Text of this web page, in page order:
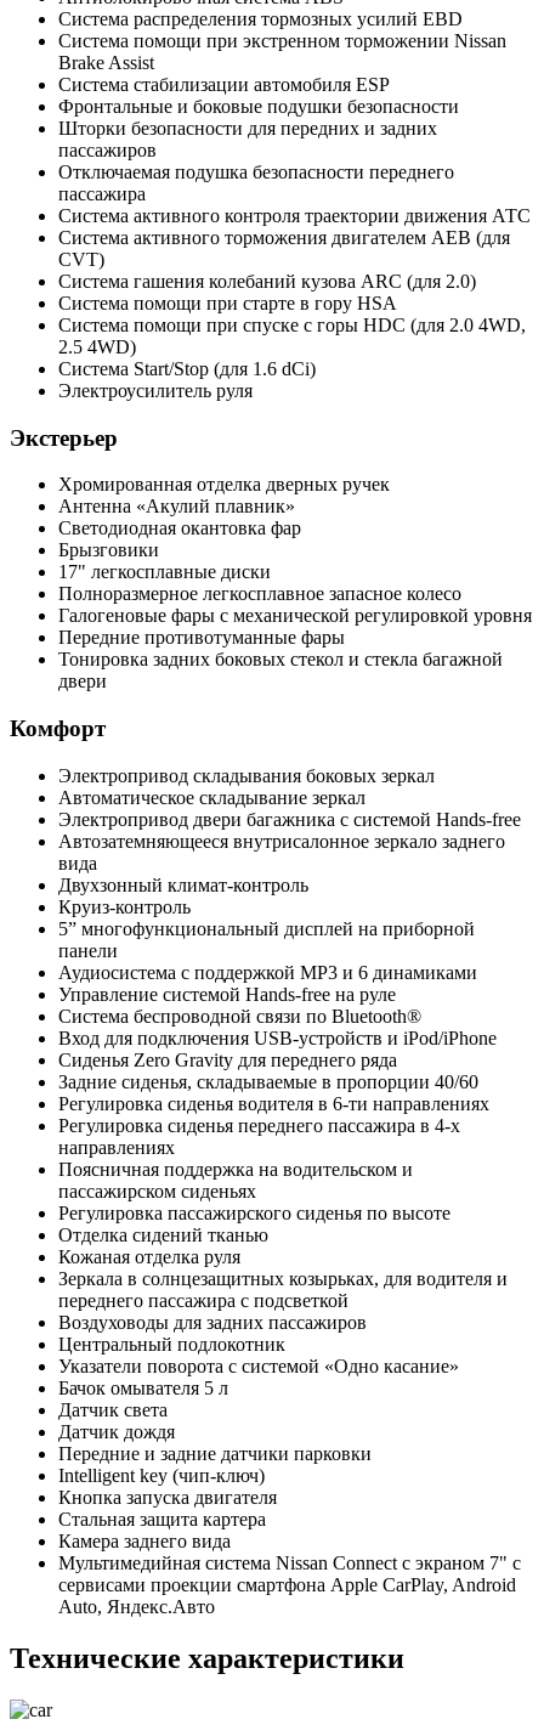
Система распределения тормозных усилий EBD
Система помощи при экстренном торможении Nissan
Brake Assist
Система стабилизации автомобиля ESP
Фронтальные и боковые подушки безопасности
Шторки безопасности для передних и задних
пассажиров
Отключаемая подушка безопасности переднего
пассажира
Система активного контроля траектории движения АТС
Система активного торможения двигателем АЕВ (для
CVT)
Система гашения колебаний кузова ARC (для 2.0)
Система помощи при старте в гору HSA
Система помощи при спуске с горы HDC (для 2.0 4WD,
2.5 4WD)
Система Start/Stop (для 1.6 dCi)
Электроусилитель руля
Экстерьер
Хромированная отделка дверных ручек
Антенна «Акулий плавник»
Светодиодная окантовка фар
Брызговики
17" легкосплавные диски
Полноразмерное легкосплавное запасное колесо
Галогеновые фары с механической регулировкой уровня
Передние противотуманные фары
Тонировка задних боковых стекол и стекла багажной
двери
Комфорт
Электропривод складывания боковых зеркал
Автоматическое складывание зеркал
Электропривод двери багажника с системой Hands-free
Автозатемняющееся внутрисалонное зеркало заднего
вида
Двухзонный климат-контроль
Круиз-контроль
5” многофункциональный дисплей на приборной
панели
Аудиосистема с поддержкой MP3 и 6 динамиками
Управление системой Hands-free на руле
Система беспроводной связи по Bluetooth®
Вход для подключения USB-устройств и iPod/iPhone
Сиденья Zero Gravity для переднего ряда
Задние сиденья, складываемые в пропорции 40/60
Регулировка сиденья водителя в 6-ти направлениях
Регулировка сиденья переднего пассажира в 4-х
направлениях
Поясничная поддержка на водительском и
пассажирском сиденьях
Регулировка пассажирского сиденья по высоте
Отделка сидений тканью
Кожаная отделка руля
Зеркала в солнцезащитных козырьках, для водителя и
переднего пассажира с подсветкой
Воздуховоды для задних пассажиров
Центральный подлокотник
Указатели поворота с системой «Одно касание»
Бачок омывателя 5 л
Датчик света
Датчик дождя
Передние и задние датчики парковки
Intelligent key (чип-ключ)
Кнопка запуска двигателя
Стальная защита картера
Камера заднего вида
Мультимедийная система Nissan Connect с экраном 7" с
сервисами проекции смартфона Apple CarPlay, Android
Auto, Яндекс.Авто
Технические характеристики